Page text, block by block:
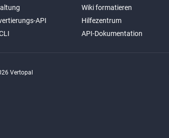
API
Wiki formatieren
Hilfezentrum
API-Dokumentation
Vertopal